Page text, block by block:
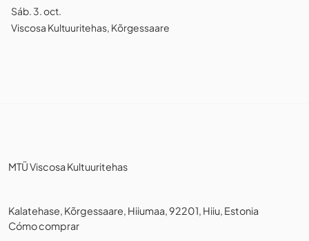
Sáb. 3. oct.
Viscosa Kultuuritehas, Kõrgessaare
MTÜ Viscosa Kultuuritehas
Kalatehase, Kõrgessaare, Hiiumaa, 92201, Hiiu, Estonia
Cómo comprar